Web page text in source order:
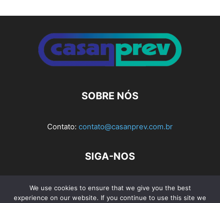
SOBRE NÓS
Contato: contato@casanprev.com.br
SIGA-NOS
We use cookies to ensure that we give you the best
experience on our website. If you continue to use this site we